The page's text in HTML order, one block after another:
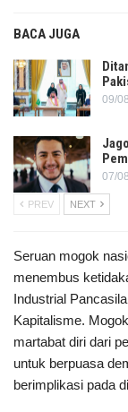
BACA JUGA
09/
07/
PREV NEXT
Seruan mogok
menembus
Industrial
Kapitalisme.
martabat diri dari
untuk berpuasa
berimplikasi pada